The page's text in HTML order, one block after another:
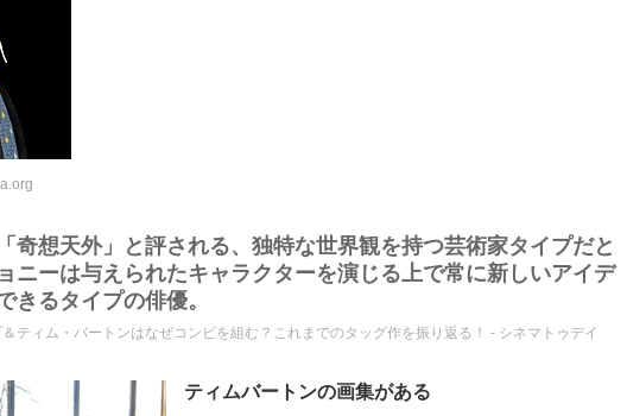
奇想天外」と評される、独特な世界観を持つ芸術家タイプだと
ニーは与えられたキャラクターを演じる上で常に新しいアイデ
きるタイプの俳優。
ティム・バートンはなぜコンビを組む？これまでのタッグ作を振り返る！ - シネマトゥデイ
ティムバートンの画集がある